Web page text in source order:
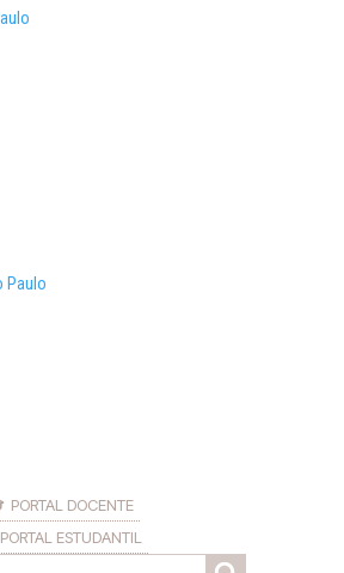
PORTAL DOCENTE
PORTAL ESTUDANTIL